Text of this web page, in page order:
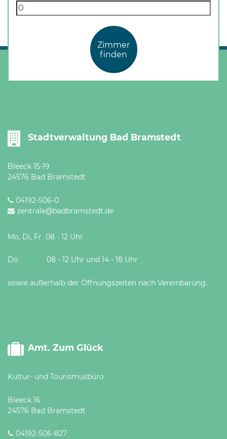
Zimmer
finden
Stadtverwaltung Bad Bramstedt
Bleeck 15-19
24576 Bad Bramstedt
04192-506-0
zentrale@badbramstedt.de
Mo, Di, Fr 08 - 12 Uhr
Do 08 - 12 Uhr und 14 - 18 Uhr
sowie außerhalb der Öffnungszeiten nach Vereinbarung.
Amt. Zum Glück
Kultur- und Tourismusbüro
Bleeck 16
24576 Bad Bramstedt
04192-506-827